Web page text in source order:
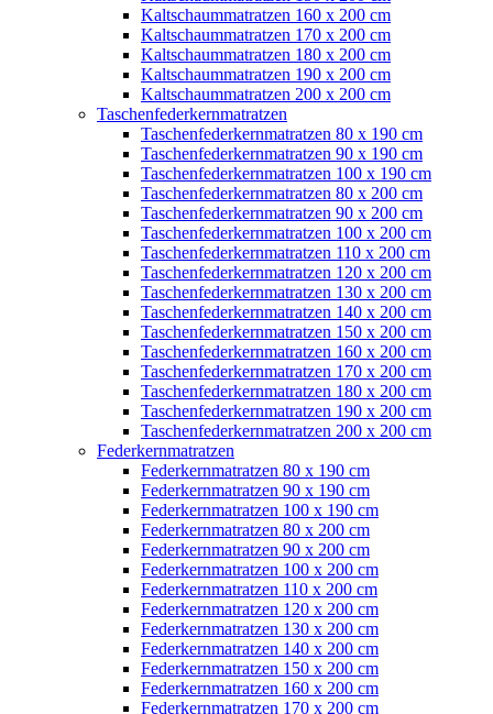
Kaltschaummatratzen 160 x 200 cm
Kaltschaummatratzen 170 x 200 cm
Kaltschaummatratzen 180 x 200 cm
Kaltschaummatratzen 190 x 200 cm
Kaltschaummatratzen 200 x 200 cm
Taschenfederkernmatratzen
Taschenfederkernmatratzen 80 x 190 cm
Taschenfederkernmatratzen 90 x 190 cm
Taschenfederkernmatratzen 100 x 190 cm
Taschenfederkernmatratzen 80 x 200 cm
Taschenfederkernmatratzen 90 x 200 cm
Taschenfederkernmatratzen 100 x 200 cm
Taschenfederkernmatratzen 110 x 200 cm
Taschenfederkernmatratzen 120 x 200 cm
Taschenfederkernmatratzen 130 x 200 cm
Taschenfederkernmatratzen 140 x 200 cm
Taschenfederkernmatratzen 150 x 200 cm
Taschenfederkernmatratzen 160 x 200 cm
Taschenfederkernmatratzen 170 x 200 cm
Taschenfederkernmatratzen 180 x 200 cm
Taschenfederkernmatratzen 190 x 200 cm
Taschenfederkernmatratzen 200 x 200 cm
Federkernmatratzen
Federkernmatratzen 80 x 190 cm
Federkernmatratzen 90 x 190 cm
Federkernmatratzen 100 x 190 cm
Federkernmatratzen 80 x 200 cm
Federkernmatratzen 90 x 200 cm
Federkernmatratzen 100 x 200 cm
Federkernmatratzen 110 x 200 cm
Federkernmatratzen 120 x 200 cm
Federkernmatratzen 130 x 200 cm
Federkernmatratzen 140 x 200 cm
Federkernmatratzen 150 x 200 cm
Federkernmatratzen 160 x 200 cm
Federkernmatratzen 170 x 200 cm